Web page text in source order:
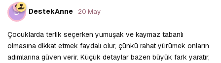
D DestekAnne 20 May
Çocuklarda terlik seçerken yumuşak ve kaymaz tabanlı
olmasına dikkat etmek faydalı olur, çünkü rahat yürümek onların
adımlarına güven verir. Küçük detaylar bazen büyük fark yaratır,